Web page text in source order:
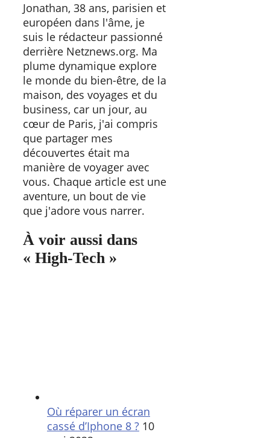
Jonathan, 38 ans, parisien et
européen dans l'âme, je
suis le rédacteur passionné
derrière Netznews.org. Ma
plume dynamique explore
le monde du bien-être, de la
maison, des voyages et du
business, car un jour, au
cœur de Paris, j'ai compris
que partager mes
découvertes était ma
manière de voyager avec
vous. Chaque article est une
aventure, un bout de vie
que j'adore vous narrer.
À voir aussi dans
« High-Tech »
Où réparer un écran
cassé d’Iphone 8 ? 10